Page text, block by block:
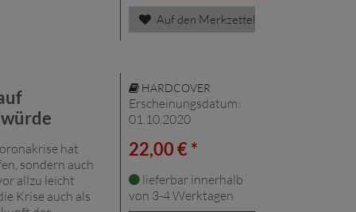
Auf den Merkzettel
hat
sondern auch
allzu leicht
Krise auch als
HARDCOVER
Erscheinungsdatum:
01.10.2020
22,00 € *
lieferbar innerhalb
von 3-4 Werktagen